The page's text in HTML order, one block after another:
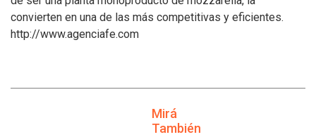
convierten en una de las más competitivas y eficientes.
http://www.agenciafe.com
Mirá
También